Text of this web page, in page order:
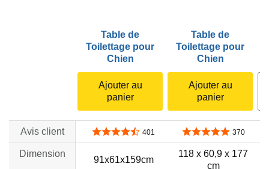
Table de
Toilettage pour
Chien
Table de
Toilettage pour
Chien
Ajouter au
panier
Ajouter au
panier
Avis client 4,6 sur 5 étoiles
401 4,8 sur 5 étoiles
370
Dimension
91x61x159cm
118 x 60,9 x 177
cm